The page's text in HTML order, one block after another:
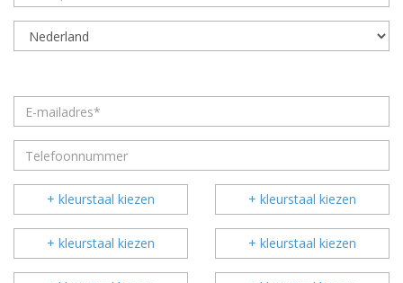
+ kleurstaal kiezen + kleurstaal kiezen
+ kleurstaal kiezen + kleurstaal kiezen